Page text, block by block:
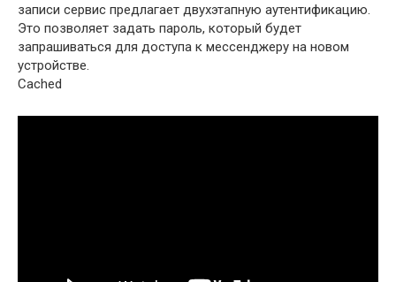
записи сервис предлагает двухэтапную аутентификацию.
Это позволяет задать пароль, который будет
запрашиваться для доступа к мессенджеру на новом
устройстве.
Cached